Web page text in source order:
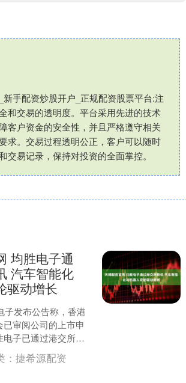
新手配资炒股开户_正规配资股票平台:注
和交易的透明度。平台采用先进的技术
客户资金的安全性，并且严格遵守相关
求。交易过程透明公正，客户可以随时
交易记录，保持对投资的全面掌控。
均胜电子通
汽车智能化
驱动增长
子发布公告称，香港
审阅公司的上市申
子已通过港交所主
公司通过证监会香
行不....
： 捷希源配资